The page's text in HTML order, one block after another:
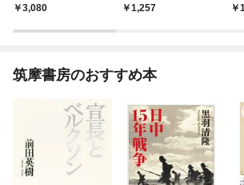
3,080
1,257
筑摩書房のおすすめ本